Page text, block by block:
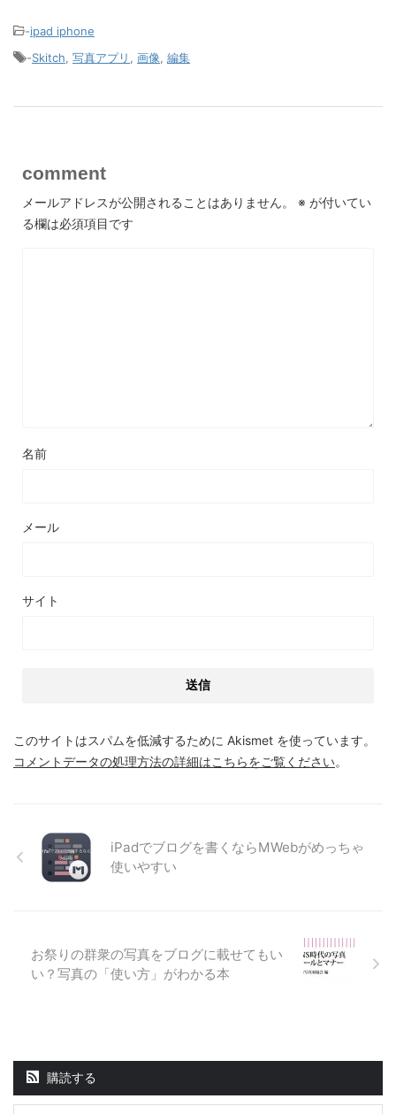
-ipad iphone
-Skitch 写真アプリ 画像 編集
comment
メールアドレスが公開されることはありません。 ※ が付いてい
る欄は必須項目です
名前
メール
サイト
このサイトはスパムを低減するために Akismet を使っています。
コメントデータの処理方法の詳細はこちらをご覧ください。
iPadでブログを書くならMWebがめっちゃ
使いやすい
お祭りの群衆の写真をブログに載せてもい
い？写真の「使い方」がわかる本
購読する